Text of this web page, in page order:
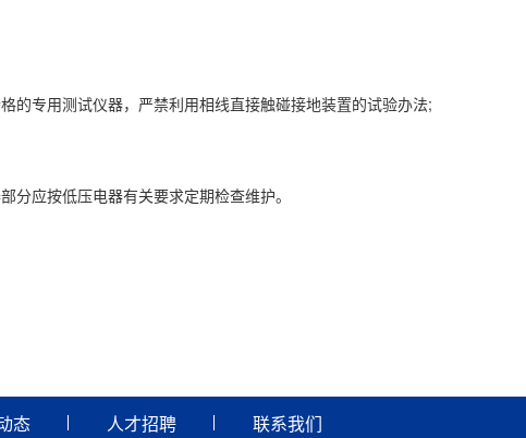
专用测试仪器，严禁利用相线直接触碰接地装置的试验办法;
应按低压电器有关要求定期检查维护。
态 人才招聘 联系我们